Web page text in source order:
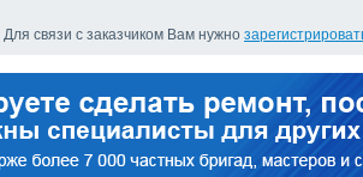
Для связи с заказчиком Вам нужно